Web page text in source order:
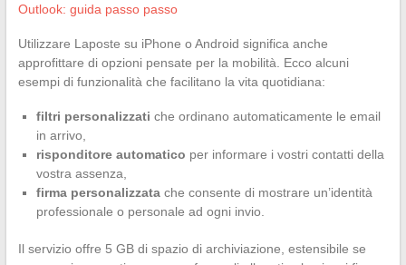
Outlook: guida passo passo
Utilizzare Laposte su iPhone o Android significa anche
approfittare di opzioni pensate per la mobilità. Ecco alcuni
esempi di funzionalità che facilitano la vita quotidiana:
filtri personalizzati che ordinano automaticamente le email
in arrivo,
risponditore automatico per informare i vostri contatti della
vostra assenza,
firma personalizzatache consente di mostrare un’identità
professionale o personale ad ogni invio.
Il servizio offre 5 GB di spazio di archiviazione, estensibile se